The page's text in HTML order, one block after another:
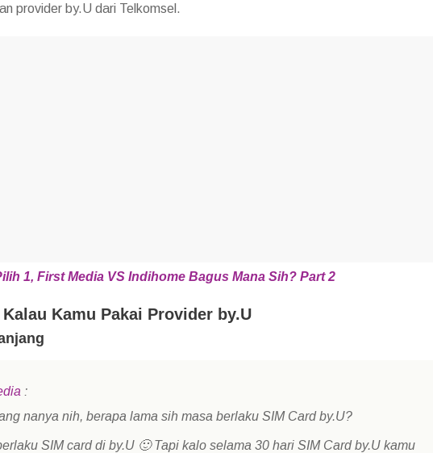
provider by.U dari Telkomsel.
1, First Media VS Indihome Bagus Mana Sih? Part 2
Kamu Pakai Provider by.U
:
nanya nih, berapa lama sih masa berlaku SIM Card by.U?
SIM card di by.U 🙂 Tapi kalo selama 30 hari SIM Card by.U kamu